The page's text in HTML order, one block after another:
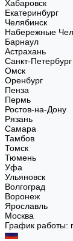
Хабаровск
Екатеринбург
Челябинск
Набережные
Барнаул
Астрахань
Санкт-Петербург
Омск
Оренбург
Пенза
Пермь
Ростов-на-Дону
Рязань
Самара
Тамбов
Томск
Тюмень
Уфа
Ульяновск
Волгоград
Воронеж
Ярославль
Москва
График работы: